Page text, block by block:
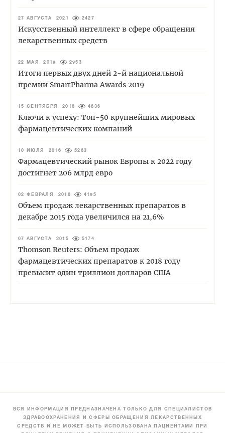
27 АВГУСТА 2021 2427
Искусственный интеллект в сфере обращения
лекарственных средств
22 МАЯ 2019 2953
Итоги первых двух дней 2-й национальной
премии SmartPharma Awards 2019
15 СЕНТЯБРЯ 2016 4636
Ключи к успеху: Топ-50 крупнейших мировых
фармацевтических компаний
10 ИЮЛЯ 2016 5263
Фармацевтический рынок Европы к 2022 году
достигнет 206 млрд евро
02 ФЕВРАЛЯ 2016 4195
Объем продаж лекарственных препаратов в
декабре 2015 года увеличился на 21,6%
07 АВГУСТА 2015 5174
Thomson Reuters: Объем продаж
фармацевтических препаратов к 2018 году
превысит один триллион долларов США
ВСЯ ИНФОРМАЦИЯ ПРЕДНАЗНАЧЕНА ТОЛЬКО ДЛЯ СПЕЦИАЛИСТОВ
ЗДРАВООХРАНЕНИЯ И СФЕРЫ ОБРАЩЕНИЯ ЛЕКАРСТВЕННЫХ
СРЕДСТВ И НЕ МОЖЕТ БЫТЬ ИСПОЛЬЗОВАНА ПАЦИЕНТАМИ ПРИ